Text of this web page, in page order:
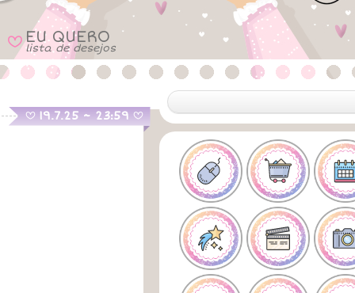
B EU QUERO
lista de desejos
B 19.7.25 ~ 23:59 B